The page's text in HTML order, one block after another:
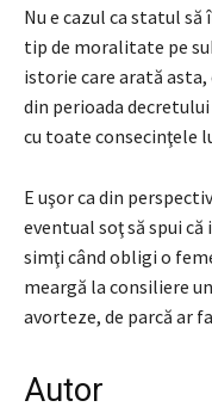
Nu e cazul ca statul
tip de moralitate pe
istorie care arată
din perioada
cu toate consecinţele
E uşor ca din
eventual soţ să spui
simţi când obligi o
meargă la consiliere
avorteze, de parcă ar
Autor